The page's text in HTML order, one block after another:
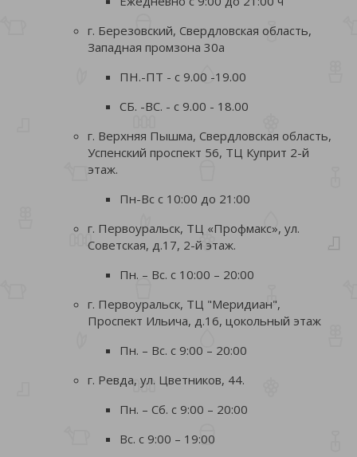
г. Березовский, Свердловская область,
Западная промзона 30а
ПН.-ПТ - с 9.00 -19.00
СБ. -ВС. - с 9.00 - 18.00
г. Верхняя Пышма, Свердловская область,
Успенский проспект 56, ТЦ Куприт 2-й
этаж.
Пн-Вс с 10:00 до 21:00
г. Первоуральск, ТЦ «Профмакс», ул.
Советская, д.17, 2-й этаж.
Пн. – Вс. с 10:00 – 20:00
г. Первоуральск, ТЦ "Меридиан",
Проспект Ильича, д.16, цокольный этаж
Пн. – Вс. с 9:00 – 20:00
г. Ревда, ул. Цветников, 44.
Пн. – Сб. с 9:00 – 20:00
Вс. с 9:00 – 19:00